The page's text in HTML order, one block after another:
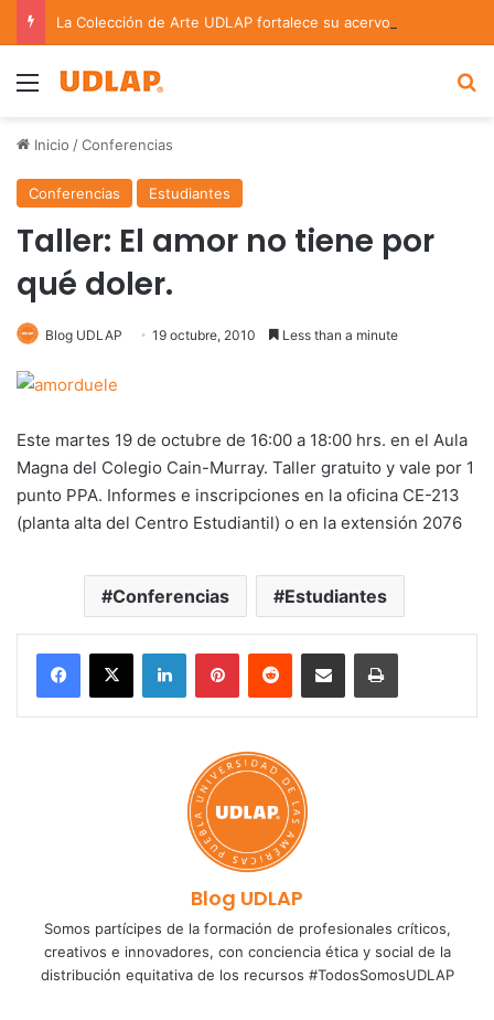
Menu
Inicio /Conferencias
Conferencias Estudiantes
Taller: El amor no tiene por
qué doler.
Blog UDLAP 19 octubre, 2010 Less than a minute
Este martes 19 de octubre de 16:00 a 18:00 hrs. en el Aula
Magna del Colegio Cain-Murray. Taller gratuito y vale por 1
punto PPA. Informes e inscripciones en la oficina CE-213
(planta alta del Centro Estudiantil) o en la extensión 2076
Conferencias Estudiantes
LinkedInPinterestReddit Share via Email Print
Blog UDLAP
Somos partícipes de la formación de profesionales críticos,
creativos e innovadores, con conciencia ética y social de la
distribución equitativa de los recursos #TodosSomosUDLAP